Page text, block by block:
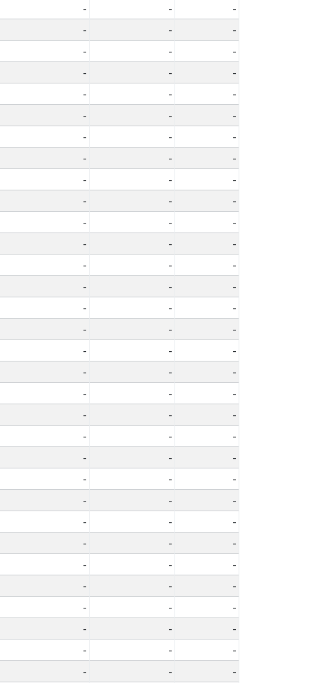
- -
-
- -
-
- -
-
- -
-
- -
-
- -
-
- -
-
- -
-
- -
-
- -
-
- -
-
- -
-
- -
-
- -
-
- -
-
- -
-
- -
-
- -
-
- -
-
- -
-
- -
-
- -
-
- -
-
- -
-
- -
-
- -
-
- -
-
- -
-
- -
-
- -
-
- -
-
- -
-